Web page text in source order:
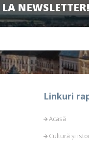
NEWSLETTER!
Linkuri
Acasă
Cultură și